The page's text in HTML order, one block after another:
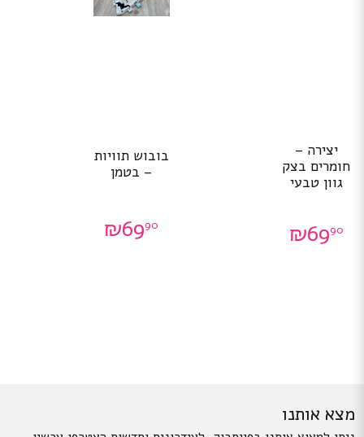
יצירה –
חומרים בצק
גוון טבעי
₪6990
בובוש תוויות
– בטמן
₪6990
מצא אותנו